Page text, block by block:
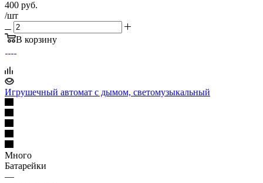
400 руб.
/шт
В корзину
Игрушечный автомат с дымом, светомузыкальный
Много
Батарейки
—